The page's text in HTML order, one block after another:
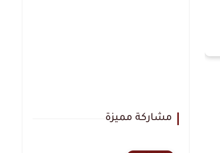
مشاركة مميزة